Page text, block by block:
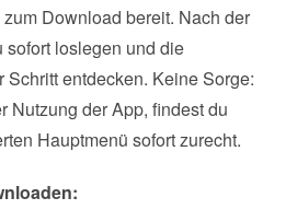
Download bereit. Nach der
sofort loslegen und die
Schritt entdecken. Keine Sorge:
Nutzung der App, findest du
Hauptmenü sofort zurecht.